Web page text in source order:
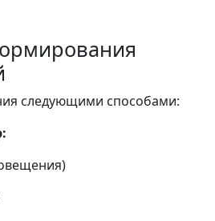
следующими способами: